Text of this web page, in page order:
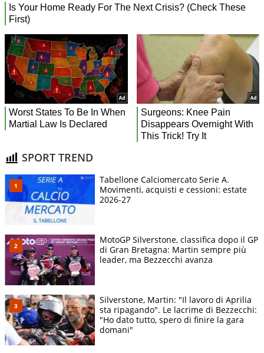
SPORT TREND
Tabellone Calciomercato Serie A.
Movimenti, acquisti e cessioni: estate
2026-27
MotoGP Silverstone, classifica dopo il GP
di Gran Bretagna: Martin sempre più
leader, ma Bezzecchi avanza
Silverstone, Martin: "Il lavoro di Aprilia
sta ripagando". Le lacrime di Bezzecchi:
"Ho dato tutto, spero di finire la gara
domani"